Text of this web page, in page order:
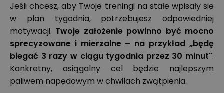
Jeśli chcesz, aby Twoje treningi na stałe wpisały się
w plan tygodnia, potrzebujesz odpowiedniej
motywacji. Twoje założenie powinno być mocno
sprecyzowane i mierzalne – na przykład „będę
biegać 3 razy w ciągu tygodnia przez 30 minut".
Konkretny, osiągalny cel będzie najlepszym
paliwem napędowym w chwilach zwątpienia.